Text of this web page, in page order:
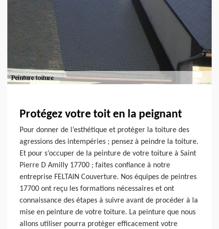
Protégez votre toit en la peignant
Pour donner de l’esthétique et protéger la toiture des
agressions des intempéries ; pensez à peindre la toiture.
Et pour s’occuper de la peinture de votre toiture à Saint
Pierre D Amilly 17700 ; faites confiance à notre
entreprise FELTAIN Couverture. Nos équipes de peintres
17700 ont reçu les formations nécessaires et ont
connaissance des étapes à suivre avant de procéder à la
mise en peinture de votre toiture. La peinture que nous
allons utiliser pourra protéger efficacement votre